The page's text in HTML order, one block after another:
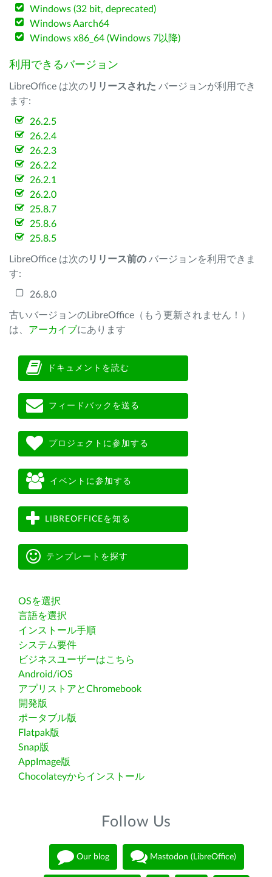
Windows (32 bit, deprecated)
Windows Aarch64
Windows x86_64 (Windows 7以降)
利用できるバージョン
LibreOffice は次のリリースされた バージョンが利用でき
ます:
26.2.5
26.2.4
26.2.3
26.2.2
26.2.1
26.2.0
25.8.7
25.8.6
25.8.5
LibreOffice は次のリリース前の バージョンを利用できま
す:
26.8.0
古いバージョンのLibreOffice（もう更新されません！）
は、 アーカイブにあります
ドキュメントを読む
フィードバックを送る
プロジェクトに参加する
イベントに参加する
LIBREOFFICEを知る
テンプレートを探す
OSを選択
言語を選択
インストール手順
システム要件
ビジネスユーザーはこちら
Android/iOS
アプリストアとChromebook
開発版
ポータブル版
Flatpak版
Snap版
AppImage版
Chocolateyからインストール
Follow Us
Our blog Mastodon (LibreOffice)